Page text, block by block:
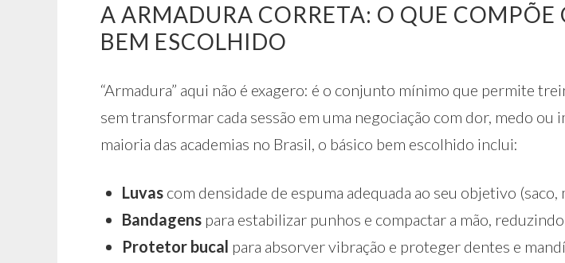
A ARMADURA CORRETA: O QUE COMPÕE
BEM ESCOLHIDO
“Armadura” aqui não é exagero: é o conjunto mínimo que permite
sem transformar cada sessão em uma negociação com dor, medo ou
maioria das academias no Brasil, o básico bem escolhido inclui:
Luvas com densidade de espuma adequada ao seu objetivo
Bandagens para estabilizar punhos e compactar a mão,
Protetor bucal para absorver vibração e proteger dentes e